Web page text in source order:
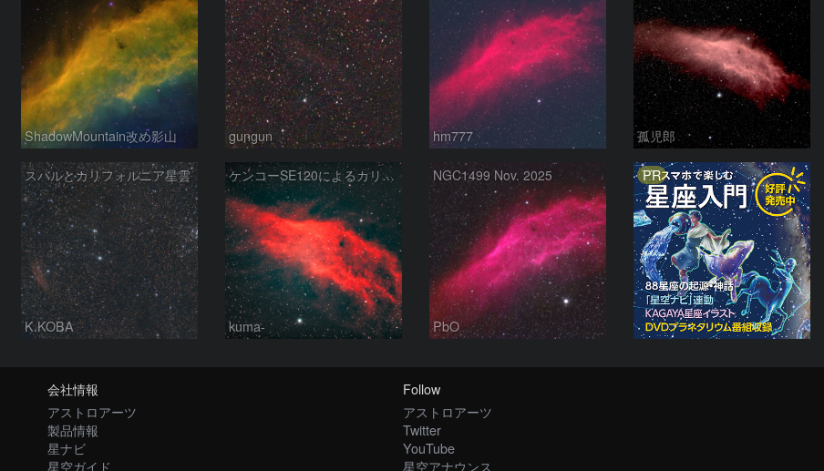
ShadowMountain改め影山 gungun hm777 孤児郎
スバルとカリフォルニア星雲
K.KOBA
ケンコーSE120によるカリフォルニア星雲
kuma-
NGC1499 Nov. 2025
PbO
PR
会社情報
アストロアーツ
製品情報
星ナビ
星空ガイド
Follow
アストロアーツ
Twitter
YouTube
星空アナウンス